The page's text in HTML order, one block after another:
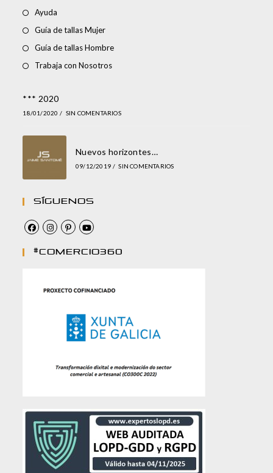
Ayuda
Guía de tallas Mujer
Guía de tallas Hombre
Trabaja con Nosotros
*** 2020
18/01/2020 / SIN COMENTARIOS
Nuevos horizontes…
09/12/2019 / SIN COMENTARIOS
Síguenos
#comercio360